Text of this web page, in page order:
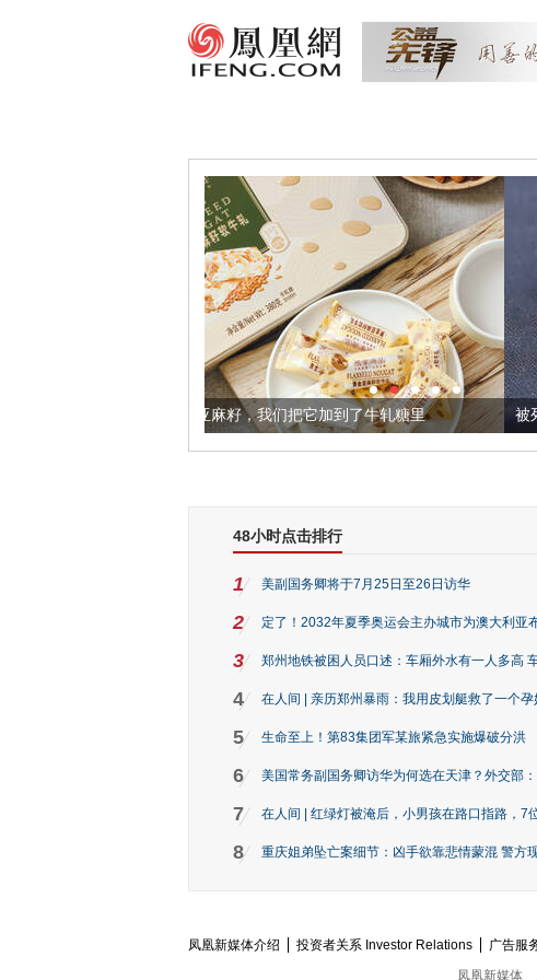
健康的黄金亚麻籽，我们把它加到了牛轧糖里 被列入佛家七宝的
48小时点击排行
1 美副国务卿将于7月25日至26日访华
2 定了！2032年夏季奥运会主办城市为澳大利亚
3 郑州地铁被困人员口述：车厢外水有一人多高
4 在人间 | 亲历郑州暴雨：我用皮划艇救了一个孕
5 生命至上！第83集团军某旅紧急实施爆破分洪
6 美国常务副国务卿访华为何选在天津？外交部
7 在人间 | 红绿灯被淹后，小男孩在路口指路，7
8 重庆姐弟坠亡案细节：凶手欲靠悲情蒙混 警方
凤凰新媒体介绍 投资者关系 Investor Relations 广告服
凤凰新媒体